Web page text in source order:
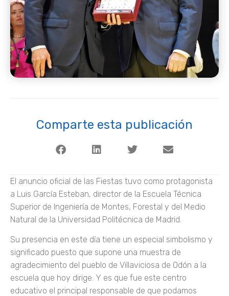
Comparte esta publicación
El anuncio oficial de las Fiestas tuvo como protagonista
a Luis García Esteban, director de la Escuela Técnica
Superior de Ingeniería de Montes, Forestal y del Medio
Natural de la Universidad Politécnica de Madrid.
Su presencia en este día tiene un especial simbolismo y
significado puesto que supone una muestra de
agradecimiento del pueblo de Villaviciosa de Odón a la
escuela que hoy dirige. Y es que fue este centro
educativo el principal responsable de que podamos